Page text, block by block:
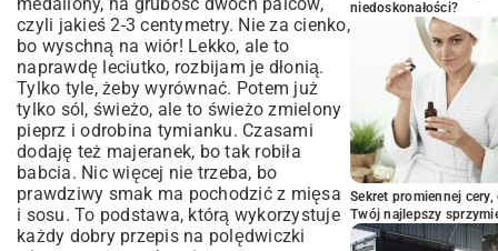
czyli jakieś 2-3 centymetry. Nie za cienko,
bo wyschną na wiór! Lekko, ale to
naprawdę leciutko, rozbijam je dłonią.
Tylko tyle, żeby wyrównać. Potem już
tylko sól, świeżo, ale to świeżo zmielony
pieprz i odrobina tymianku. Czasami
dodaję też majeranek, bo tak robiła
babcia. Nic więcej nie trzeba, bo
prawdziwy smak ma pochodzić z mięsa
i sosu. To podstawa, którą wykorzystuje
każdy dobry przepis na polędwiczki
niedoskonałości?
Sekret promiennej
Twój najlepszy